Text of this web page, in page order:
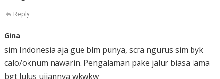
Reply
Gina
sim Indonesia aja gue blm punya, scra ngurus sim byk
calo/oknum nawarin. Pengalaman pake jalur biasa lama
bgt lulus ujiannya wkwkw